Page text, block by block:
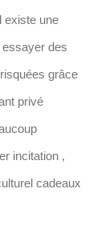
existe une
des
grâce
privé
incitation ,
cadeaux